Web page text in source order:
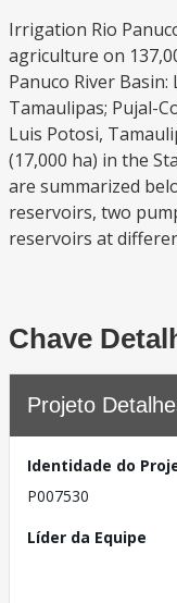
Irrigation Rio
agriculture on
Panuco River
Tamaulipas; Pujal-
Luis Potosi,
(17,000 ha) in the
are summarized
reservoirs, two
reservoirs at
Chave
Projeto
Identidade do
P007530
Líder da Equipe